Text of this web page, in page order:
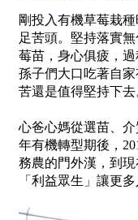
剛投入有機草莓栽
足苦頭。堅持落實
莓苗，身心俱疲，
孫子們大口吃著自
苦還是值得堅持下去
心爸心媽從選苗、
年有機轉型期後，
務農的門外漢，到
「利益眾生」讓更